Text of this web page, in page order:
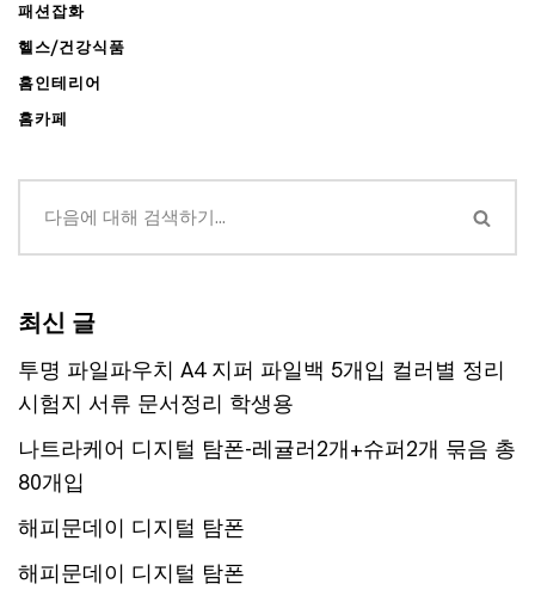
패션잡화
헬스/건강식품
홈인테리어
홈카페
최신 글
투명 파일파우치 A4 지퍼 파일백 5개입 컬러별 정리
시험지 서류 문서정리 학생용
나트라케어 디지털 탐폰-레귤러2개+슈퍼2개 묶음 총
80개입
해피문데이 디지털 탐폰
해피문데이 디지털 탐폰